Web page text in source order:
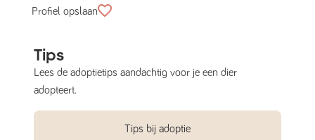
Profiel opslaan
Tips
Lees de adoptietips aandachtig voor je een dier
adopteert.
Tips bij adoptie